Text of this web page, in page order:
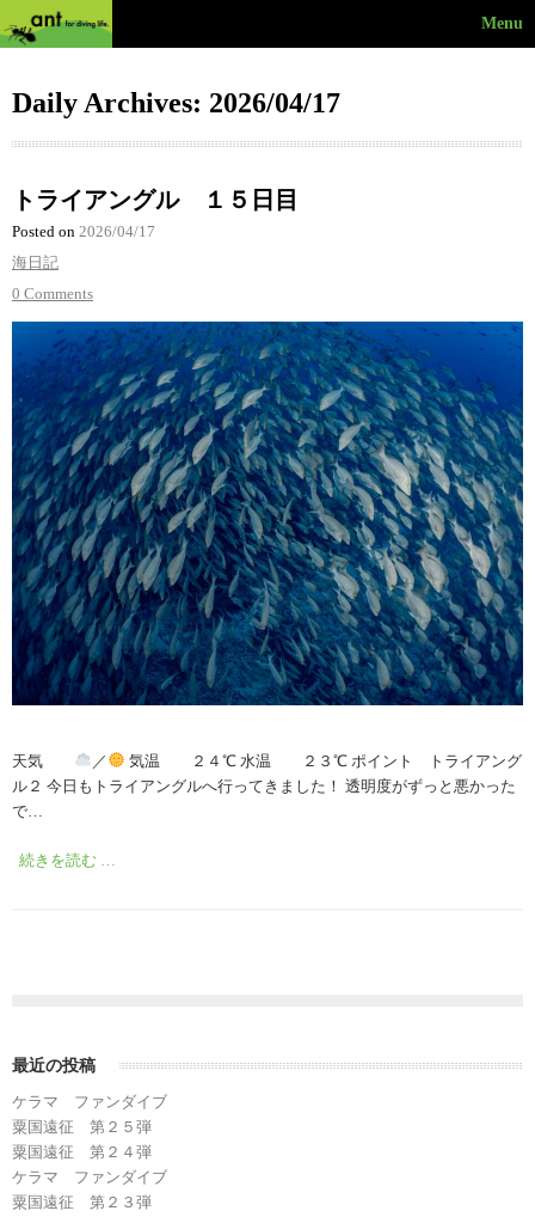
Menu
Daily Archives: 2026/04/17
トライアングル １５日目
Posted on 2026/04/17
海日記
0 Comments
天気 ／
気温 ２４℃ 水温 ２３℃ ポイント トライアング
ル２ 今日もトライアングルへ行ってきました！ 透明度がずっと悪かった
で…
続きを読む …
最近の投稿
ケラマ ファンダイブ
粟国遠征 第２５弾
粟国遠征 第２４弾
ケラマ ファンダイブ
粟国遠征 第２３弾